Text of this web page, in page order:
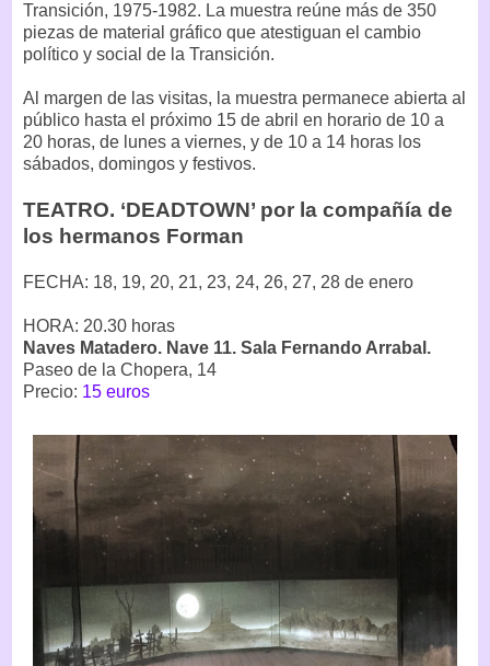
Transición, 1975-1982. La muestra reúne más de 350
piezas de material gráfico que atestiguan el cambio
político y social de la Transición.
Al margen de las visitas, la muestra permanece abierta al
público hasta el próximo 15 de abril en horario de 10 a
20 horas, de lunes a viernes, y de 10 a 14 horas los
sábados, domingos y festivos.
TEATRO. ‘DEADTOWN’ por la compañía de
los hermanos Forman
FECHA: 18, 19, 20, 21, 23, 24, 26, 27, 28 de enero
HORA: 20.30 horas
Naves Matadero. Nave 11. Sala Fernando Arrabal.
Paseo de la Chopera, 14
Precio: 15 euros